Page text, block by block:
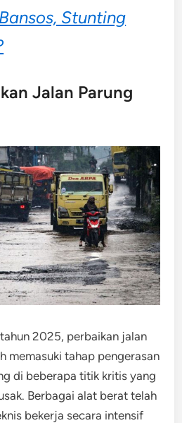
Stunting
Jalan Parung
2025, perbaikan jalan
memasuki tahap pengerasan
di beberapa titik kritis yang
Berbagai alat berat telah
bekerja secara intensif